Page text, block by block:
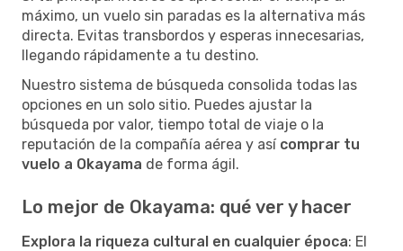
máximo, un vuelo sin paradas es la alternativa más
directa. Evitas transbordos y esperas innecesarias,
llegando rápidamente a tu destino.
Nuestro sistema de búsqueda consolida todas las
opciones en un solo sitio. Puedes ajustar la
búsqueda por valor, tiempo total de viaje o la
reputación de la compañía aérea y así comprar tu
vuelo a Okayama de forma ágil.
Lo mejor de Okayama: qué ver y hacer
Explora la riqueza cultural en cualquier época: El